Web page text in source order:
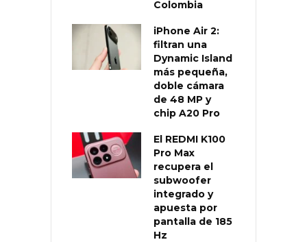
Colombia
iPhone Air 2:
filtran una
Dynamic Island
más pequeña,
doble cámara
de 48 MP y
chip A20 Pro
El REDMI K100
Pro Max
recupera el
subwoofer
integrado y
apuesta por
pantalla de 185
Hz